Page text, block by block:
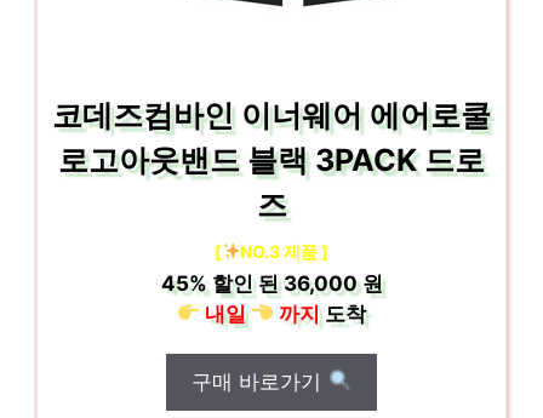
코데즈컴바인 이너웨어 에어로쿨
로고아웃밴드 블랙 3PACK 드로
즈
[ NO.3 제품 ]
45%할인 된36,000 원
내일
까지도착
구매 바로가기